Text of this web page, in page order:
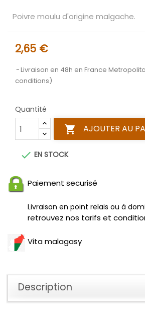
Poivre moulu d'origine malgache.
2,65 €
Livraison en 48h en France
conditions)
Quantité
 AJOUTER AU
 EN STOCK
Paiement securisé
Livraison en point relais ou à
retrouvez nos tarifs et
Vita malagasy
Description